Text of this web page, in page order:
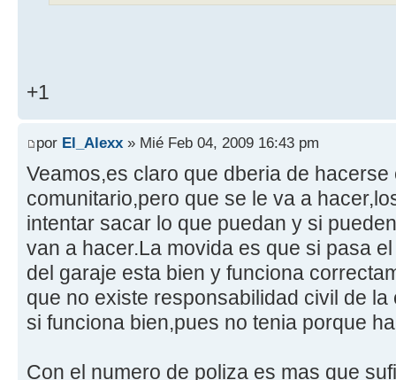
+1
por El_Alexx » Mié Feb 04, 2009 16:43 pm
Veamos,es claro que dberia de
comunitario,pero que se le va a
intentar sacar lo que puedan y si
van a hacer.La movida es que si pasa
del garaje esta bien y funciona
que no existe responsabilidad civil de
si funciona bien,pues no tenia porque
Con el numero de poliza es mas que